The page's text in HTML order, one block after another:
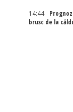
14:44
brusc de la